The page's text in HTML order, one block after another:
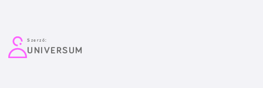
Szerző:
UNIVERSUM